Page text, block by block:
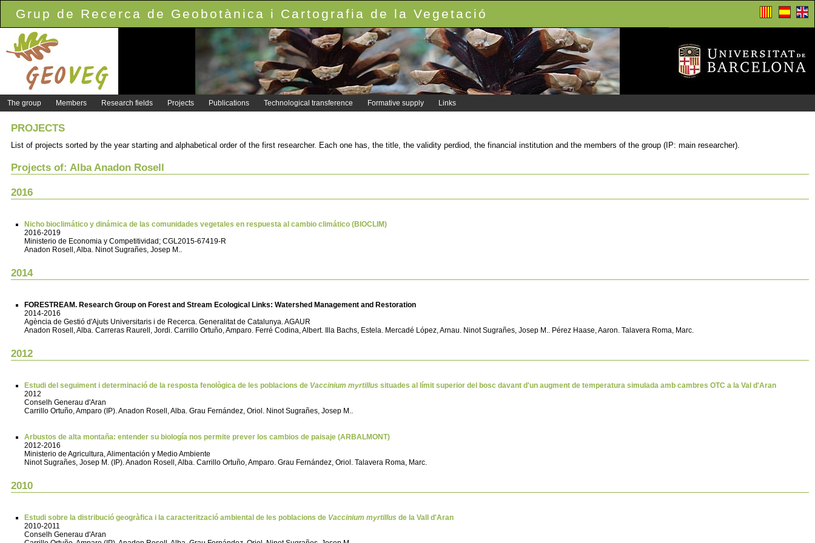
Grup de Recerca de Geobotànica i Cartografia de la Vegetació
The group Members Research fields Projects Publications Technological transference Formative supply Links
PROJECTS
List of projects sorted by the year starting and alphabetical order of the first researcher. Each one has, the title, the validity perdiod, the financial institution and the members of the group (IP: main researcher).
Projects of: Alba Anadon Rosell
2016
Nicho bioclimático y dinámica de las comunidades vegetales en respuesta al cambio climático (BIOCLIM)
2016-2019
Ministerio de Economia y Competitividad; CGL2015-67419-R
Anadon Rosell, Alba. Ninot Sugrañes, Josep M..
2014
FORESTREAM. Research Group on Forest and Stream Ecological Links: Watershed Management and Restoration
2014-2016
Agència de Gestió d'Ajuts Universitaris i de Recerca. Generalitat de Catalunya. AGAUR
Anadon Rosell, Alba. Carreras Raurell, Jordi. Carrillo Ortuño, Amparo. Ferré Codina, Albert. Illa Bachs, Estela. Mercadé López, Arnau. Ninot Sugrañes, Josep M.. Pérez Haase, Aaron. Talavera Roma, Marc.
2012
Estudi del seguiment i determinació de la resposta fenològica de les poblacions de Vaccinium myrtillus situades al límit superior del bosc davant d'un augment de temperatura simulada amb cambres OTC a la Val d'Aran
2012
Conselh Generau d'Aran
Carrillo Ortuño, Amparo (IP). Anadon Rosell, Alba. Grau Fernández, Oriol. Ninot Sugrañes, Josep M..
Arbustos de alta montaña: entender su biología nos permite prever los cambios de paisaje (ARBALMONT)
2012-2016
Ministerio de Agricultura, Alimentación y Medio Ambiente
Ninot Sugrañes, Josep M. (IP). Anadon Rosell, Alba. Carrillo Ortuño, Amparo. Grau Fernández, Oriol. Talavera Roma, Marc.
2010
Estudi sobre la distribució geogràfica i la caracterització ambiental de les poblacions de Vaccinium myrtillus de la Vall d'Aran
2010-2011
Conselh Generau d'Aran